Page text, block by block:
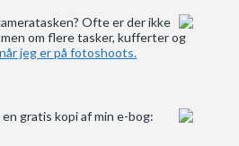
Ofte er der ikke
om flere tasker, kufferter og
jeg er på fotoshoots.
gratis kopi af min e-bog: